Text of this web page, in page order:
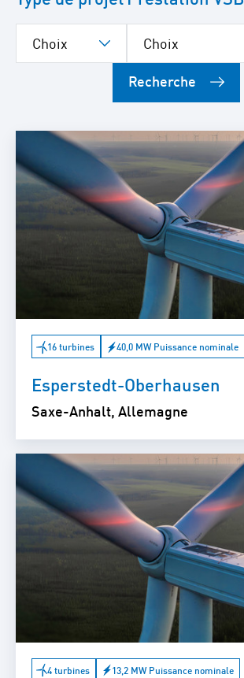
Recherche
16 turbines 40,0 MW Puissance nominale
Esperstedt-Oberhausen
Saxe-Anhalt, Allemagne
4 turbines 13,2 MW Puissance nominale